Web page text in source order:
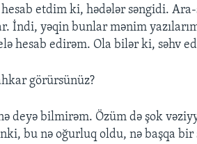
etdim ki, hədələr səngidi. Ara-
İndi, yəqin bunlar mənim
hesab edirəm. Ola bilər ki, səhv
görürsünüz?
deyə bilmirəm. Özüm də şok
bu nə oğurluq oldu, nə başqa bir